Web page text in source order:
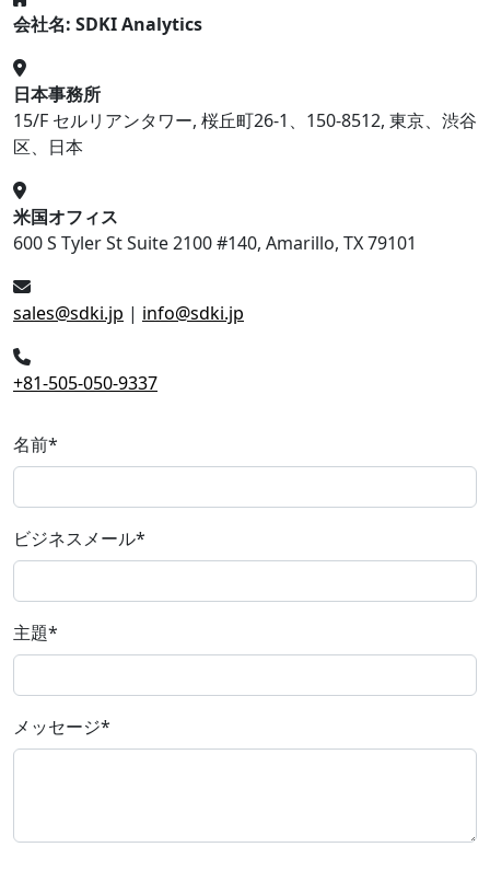
会社名: SDKI Analytics
日本事務所
15/F セルリアンタワー, 桜丘町26-1、150-8512, 東京、渋谷
区、日本
米国オフィス
600 S Tyler St Suite 2100 #140, Amarillo, TX 79101
sales@sdki.jp | info@sdki.jp
+81-505-050-9337
名前*
ビジネスメール*
主題*
メッセージ*